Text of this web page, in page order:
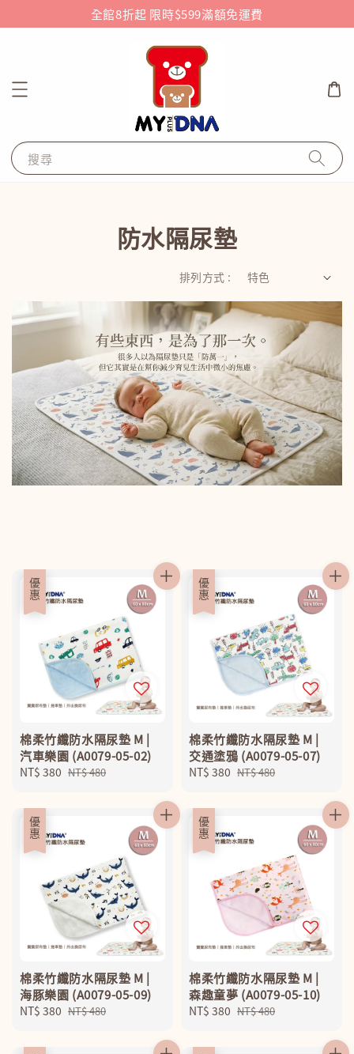
全館8折起 限時$599滿額免運費
搜尋
防水隔尿墊
排列方式 :
優惠
棉柔竹纖防水隔尿墊 M |
汽車樂園 (A0079-05-02)
Sale
NT$ 380 Regular
NT$ 480
優惠
棉柔竹纖防水隔尿墊 M |
交通塗鴉 (A0079-05-07)
Sale
NT$ 380 Regular
NT$ 480
優惠
棉柔竹纖防水隔尿墊 M |
海豚樂園 (A0079-05-09)
Sale
NT$ 380 Regular
NT$ 480
優惠
棉柔竹纖防水隔尿墊 M |
森趣童夢 (A0079-05-10)
Sale
NT$ 380 Regular
NT$ 480